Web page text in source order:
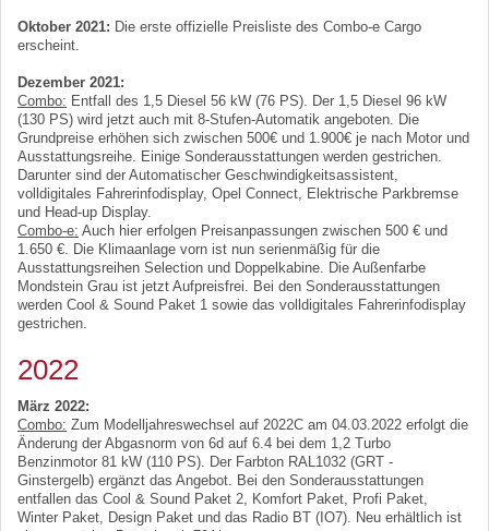
Oktober 2021: Die erste offizielle Preisliste des Combo-e Cargo
erscheint.
Dezember 2021:
Combo: Entfall des 1,5 Diesel 56 kW (76 PS). Der 1,5 Diesel 96 kW
(130 PS) wird jetzt auch mit 8-Stufen-Automatik angeboten. Die
Grundpreise erhöhen sich zwischen 500€ und 1.900€ je nach Motor und
Ausstattungsreihe. Einige Sonderausstattungen werden gestrichen.
Darunter sind der Automatischer Geschwindigkeitsassistent,
volldigitales Fahrerinfodisplay, Opel Connect, Elektrische Parkbremse
und Head-up Display.
Combo-e: Auch hier erfolgen Preisanpassungen zwischen 500 € und
1.650 €. Die Klimaanlage vorn ist nun serienmäßig für die
Ausstattungsreihen Selection und Doppelkabine. Die Außenfarbe
Mondstein Grau ist jetzt Aufpreisfrei. Bei den Sonderausstattungen
werden Cool & Sound Paket 1 sowie das volldigitales Fahrerinfodisplay
gestrichen.
2022
März 2022:
Combo: Zum Modelljahreswechsel auf 2022C am 04.03.2022 erfolgt die
Änderung der Abgasnorm von 6d auf 6.4 bei dem 1,2 Turbo
Benzinmotor 81 kW (110 PS). Der Farbton RAL1032 (GRT -
Ginstergelb) ergänzt das Angebot. Bei den Sonderausstattungen
entfallen das Cool & Sound Paket 2, Komfort Paket, Profi Paket,
Winter Paket, Design Paket und das Radio BT (IO7). Neu erhältlich ist